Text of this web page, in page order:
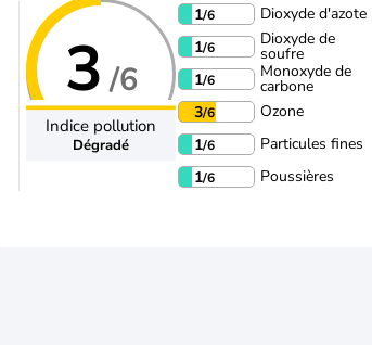
3 /6
Indice pollution
Dégradé
1/6
Dioxyde d'azote
1/6 Dioxyde de
soufre
1/6 Monoxyde de
carbone
3/6
Ozone
1/6
Particules fines
1/6 Poussières